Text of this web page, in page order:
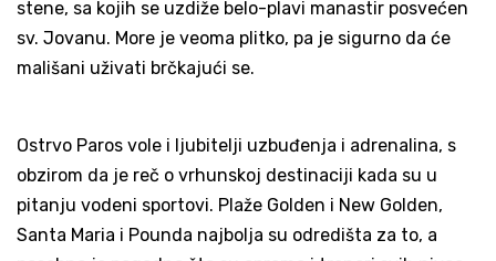
stene, sa kojih se uzdiže belo-plavi manastir posvećen
sv. Jovanu. More je veoma plitko, pa je sigurno da će
mališani uživati brčkajući se.
Ostrvo Paros vole i ljubitelji uzbuđenja i adrenalina, s
obzirom da je reč o vrhunskoj destinaciji kada su u
pitanju vodeni sportovi. Plaže Golden i New Golden,
Santa Maria i Pounda najbolja su odredišta za to, a